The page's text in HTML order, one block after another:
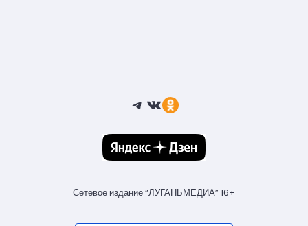
Telegram
ВКонтакте
Ссылка
Сетевое издание “ЛУГАНЬМЕДИА” 16+